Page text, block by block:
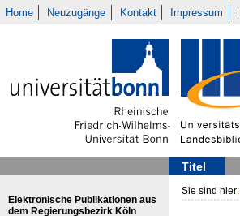
Home Neuzugänge Kontakt Impressum
Titel
Elektronische Publikationen aus
dem Regierungsbezirk Köln
Sie sind hier: